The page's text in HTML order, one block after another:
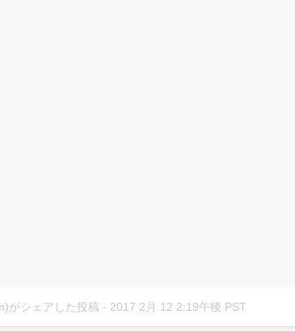
がシェアした投稿 - 2017 2月 12 2:19午後 PST